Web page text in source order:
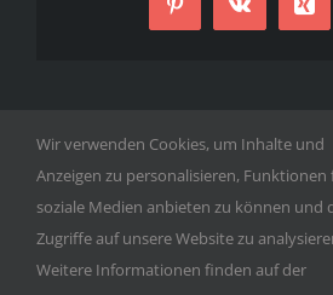
Pinterest
Vk Xing
© Copyright 2020 -
2026 ISC
Login
Wir verwenden Cookies, um Inhalte und
Anzeigen zu personalisieren, Funktionen
soziale Medien anbieten zu können und
Zugriffe auf unsere Website zu
Weitere Informationen finden auf der